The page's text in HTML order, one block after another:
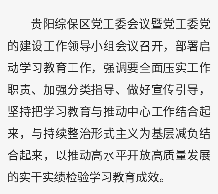
贵阳综保区党工委会议暨党工委党
的建设工作领导小组会议召开，部署启
动学习教育工作，强调要全面压实工作
职责、加强分类指导、做好宣传引导，
坚持把学习教育与推动中心工作结合起
来，与持续整治形式主义为基层减负结
合起来，以推动高水平开放高质量发展
的实干实绩检验学习教育成效。